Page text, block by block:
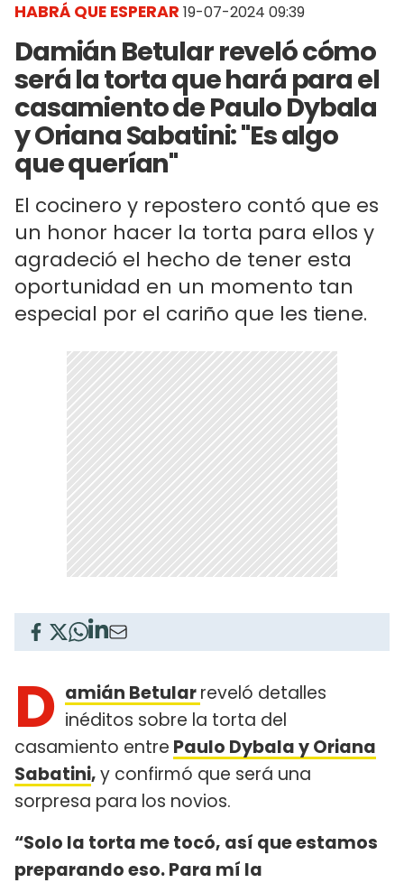
HABRÁ QUE ESPERAR 19-07-2024 09:39
Damián Betular reveló cómo
será la torta que hará para el
casamiento de Paulo Dybala
y Oriana Sabatini: "Es algo
que querían"
El cocinero y repostero contó que es
un honor hacer la torta para ellos y
agradeció el hecho de tener esta
oportunidad en un momento tan
especial por el cariño que les tiene.
D amián Betularreveló detalles
inéditos sobre la torta del
casamiento entre Paulo Dybala y Oriana
Sabatini,y confirmó que será una
sorpresa para los novios.
“Solo la torta me tocó, así que estamos
preparando eso. Para mí la